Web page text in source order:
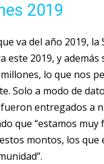
2019
va del año 2019,
este 2019, y
lo que nos
Solo a modo de
fueron entregados a
que “estamos
montos, los